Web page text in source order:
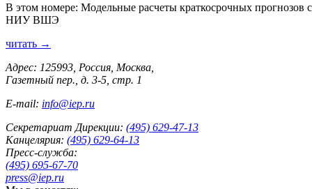
В этом номере: Модельные расчеты краткосрочных прогнозов
НИУ ВШЭ
читать →
Адрес: 125993, Россия, Москва,
Газетный пер., д. 3-5, стр. 1
E-mail: info@iep.ru
Секретариат Дирекции: (495) 629-47-13
Канцелярия: (495) 629-64-13
Пресс-служба:
(495) 695-67-70
press@iep.ru